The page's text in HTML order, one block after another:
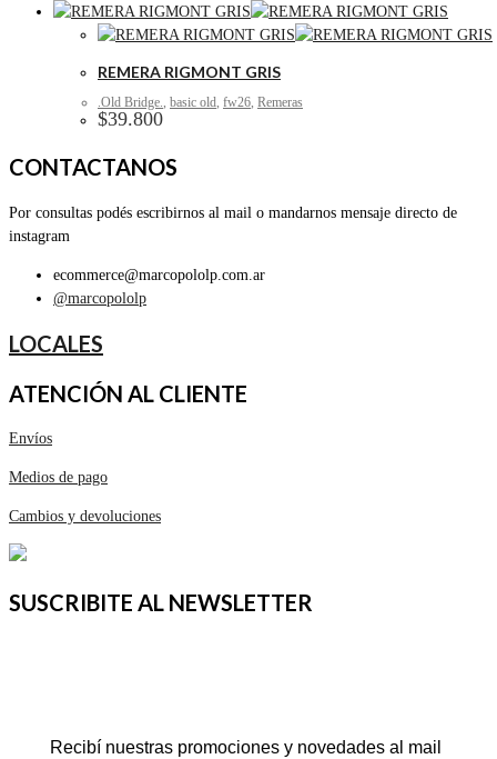
REMERA RIGMONT GRIS
.Old Bridge., basic old, fw26, Remeras
$39.800
CONTACTANOS
Por consultas podés escribirnos al mail o mandarnos mensaje directo de
instagram
ecommerce@marcopololp.com.ar
@marcopololp
LOCALES
ATENCIÓN AL CLIENTE
Envíos
Medios de pago
Cambios y devoluciones
SUSCRIBITE AL NEWSLETTER
Recibí nuestras promociones y novedades al mail